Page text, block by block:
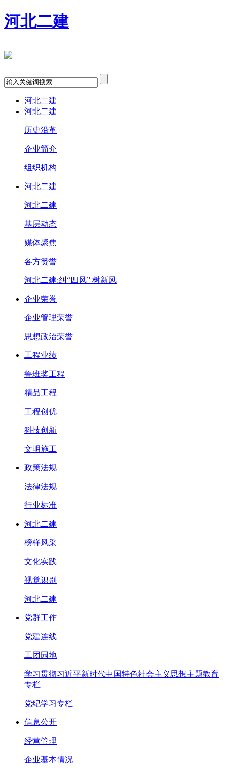
河北二建
河北二建
河北二建
历史沿革
企业简介
组织机构
河北二建
河北二建
基层动态
媒体聚焦
各方赞誉
河北二建:纠“四风” 树新风
企业荣誉
企业管理荣誉
思想政治荣誉
工程业绩
鲁班奖工程
精品工程
工程创优
科技创新
文明施工
政策法规
法律法规
行业标准
河北二建
榜样风采
文化实践
视觉识别
河北二建
党群工作
党建连线
工团园地
学习贯彻习近平新时代中国特色社会主义思想主题教育
专栏
党纪学习专栏
信息公开
经营管理
企业基本情况